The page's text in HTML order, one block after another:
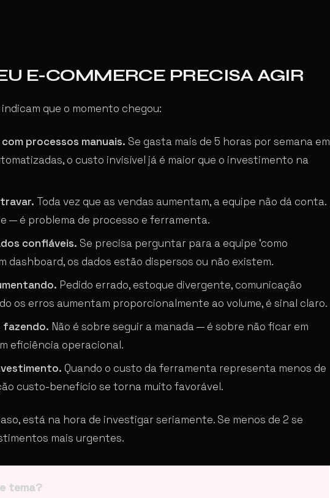
E-COMMERCE PRECISA AGIR
que o momento chegou:
processos manuais. Se gasta mais de 5 horas por semana em
o custo invisível já é maior que o investimento na
Toda vez que as vendas aumentam, a equipe não dá conta.
— é problema de processo e ferramenta.
confiáveis. Se precisa perguntar para a equipe ‘como
dashboard, os dados estão dispersos ou não existem.
Pedido errado, estoque divergente, comunicação
os erros aumentam proporcionalmente ao volume, é sinal claro.
fazendo. Não é sobre seguir a manada — é sobre não ficar em
eficiência operacional.
Quando o custo da ferramenta representa menos de
custo-benefício se torna muito favorável.
está na hora de investigar seriamente. Se menos de 2 se
mais urgentes.
tema?